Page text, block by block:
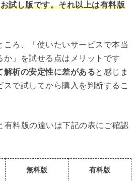
試し版です。それ以上は有料版
ころ、「使いたいサービスで本当
か」を試せる点はメリットです
解析の安定性に差があると感じま
スで試してから購入を判断するこ
有料版の違いは下記の表にご確認
無料版 有料版